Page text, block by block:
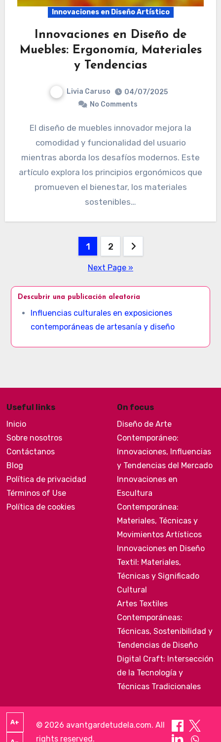
Innovaciones en Diseño Artístico
Innovaciones en Diseño de
Muebles: Ergonomía, Materiales
y Tendencias
Livia Caruso
04/07/2025
No Comments
El diseño de muebles innovador mejora la
comodidad y funcionalidad del usuario
mientras aborda los desafíos modernos. Este
artículo explora los principios ergonómicos que
promueven el bienestar, los materiales
sostenibles…
Posts pagination
1 2
Next Page »
Descubrir una publicación aleatoria
Influencias culturales en exposiciones
contemporáneas de artesanía y diseño
Useful links
Inicio
Sobre nosotros
Contáctanos
Blog
Política de privacidad
Términos of Use
Política de cookies
On focus
Diseño de Arte
Contemporáneo:
Innovaciones, Influencias
y Tendencias del Mercado
Innovaciones en
Escultura
Contemporánea:
Materiales, Técnicas y
Movimientos Artísticos
Innovaciones en Diseño
Textil: Materiales,
Técnicas y Significado
Cultural
Artes Textiles
Contemporáneas:
Técnicas, Sostenibilidad y
Tendencias de Diseño
Digital Craft: Intersección
de la Tecnología y
Técnicas Tradicionales
A+
© 2026 avantgardetudela.com. All
rights reserved.